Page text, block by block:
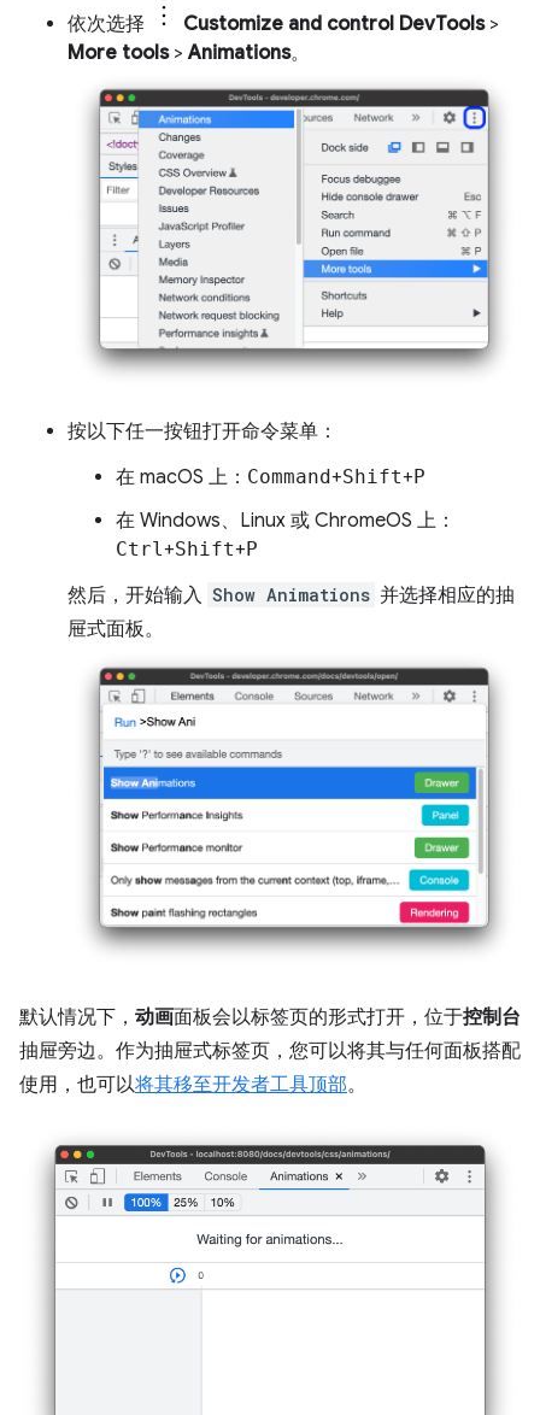
依次选择 Customize and control DevTools>
More tools>Animations。
按以下任一按钮打开命令菜单：
在 macOS 上： Command+Shift+P
在 Windows、Linux 或 ChromeOS 上：
Ctrl+Shift+P
然后，开始输入 Show Animations 并选择相应的抽
屉式面板。
默认情况下， 动画面板会以标签页的形式打开，位于控制台
抽屉旁边。作为抽屉式标签页，您可以将其与任何面板搭配
使用，也可以将其移至开发者工具顶部。